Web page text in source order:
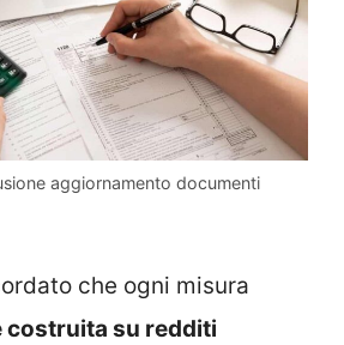
aggiornamento documenti
che ogni misura
costruita su redditi